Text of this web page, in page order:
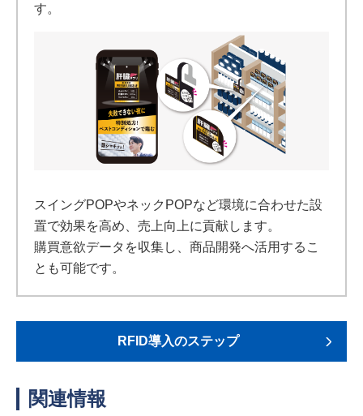
す。
スイングPOPやネックPOPなど環境に合わせた設
置で効果を高め、売上向上に貢献します。
購買意欲データを収集し、商品開発へ活用するこ
とも可能です。
RFID導入のステップ
関連情報